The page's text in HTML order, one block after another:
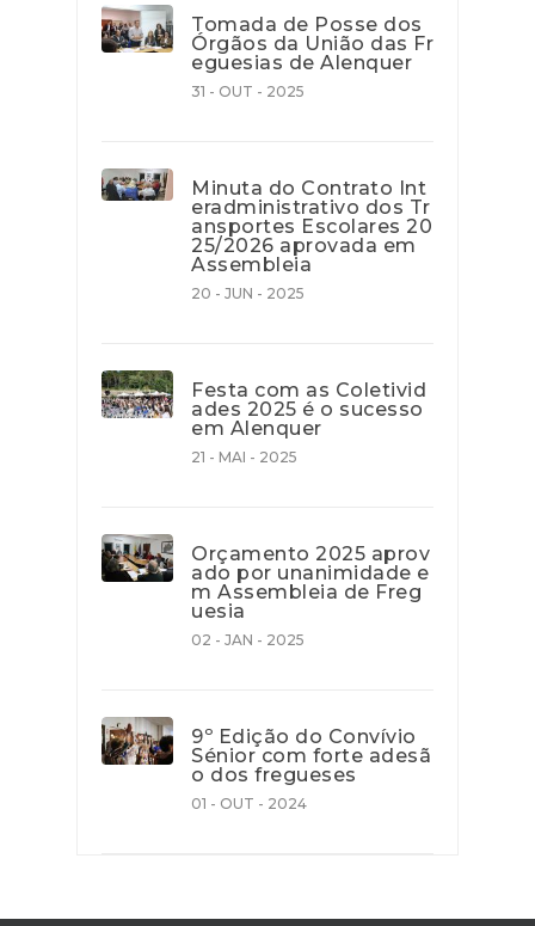
Tomada de Posse dos
Órgãos da União das Fr
eguesias de Alenquer
31 - OUT - 2025
Minuta do Contrato Int
eradministrativo dos Tr
ansportes Escolares 20
25/2026 aprovada em
Assembleia
20 - JUN - 2025
Festa com as Coletivid
ades 2025 é o sucesso
em Alenquer
21 - MAI - 2025
Orçamento 2025 aprov
ado por unanimidade e
m Assembleia de Freg
uesia
02 - JAN - 2025
9º Edição do Convívio
Sénior com forte adesã
o dos fregueses
01 - OUT - 2024